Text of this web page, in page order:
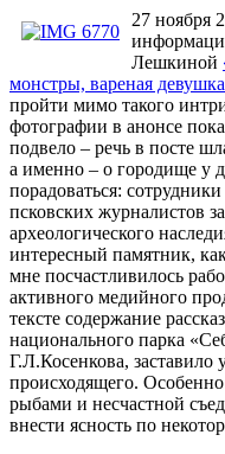
27 ноября
Лешкиной
монстры, вареная
пройти мимо такого
фотографии в анонсе
подвело – речь в посте
а именно – о городище у
порадоваться:
псковских журналистов
археологического
интересный памятник,
мне посчастливилось
активного медийного
тексте содержание
национального парка
Г.Л.Косенкова, заставило
происходящего.
рыбами и несчастной
внести ясность по